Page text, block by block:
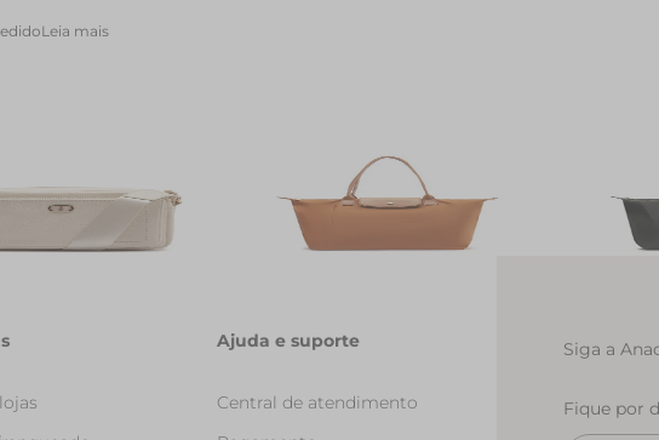
Leia mais
Media Floater
Off
Bolsa Shopping Grande Nylon Botao
Marrom
R$ 259,90
Bolsa
R$ 259,90
Ajuda e suporte
Central de atendimento
Siga a
Fique por